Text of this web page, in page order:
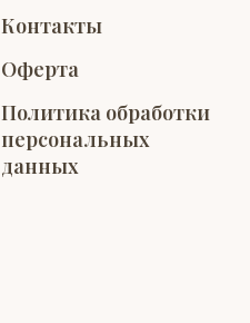
Контакты
Оферта
Политика обработки
персональных
данных